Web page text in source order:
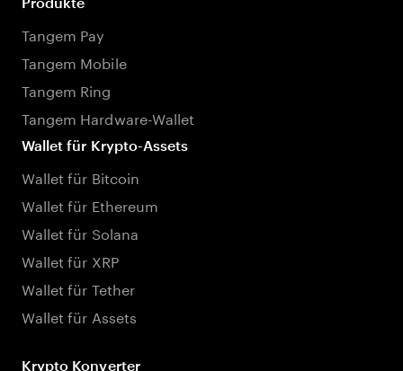
Tangem Pay
Tangem Mobile
Tangem Ring
Tangem Hardware-Wallet
Wallet für Krypto-Assets
Wallet für Bitcoin
Wallet für Ethereum
Wallet für Solana
Wallet für XRP
Wallet für Tether
Wallet für Assets
Krypto Konverter